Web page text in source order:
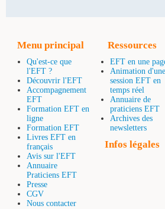
Menu principal
Qu'est-ce que
l'EFT ?
Découvrir l'EFT
Accompagnement
EFT
Formation EFT en
ligne
Formation EFT
Livres EFT en
français
Avis sur l'EFT
Annuaire
Praticiens EFT
Presse
CGV
Nous contacter
Ressources
EFT en une
Animation d'une
session EFT en
temps réel
Annuaire de
praticiens EFT
Archives des
newsletters
Infos légales